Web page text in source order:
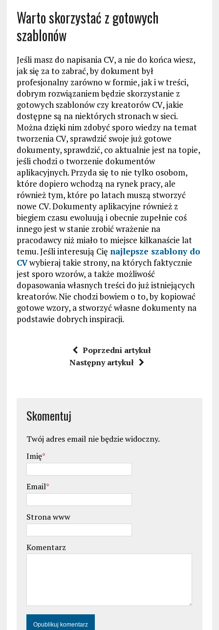
Warto skorzystać z gotowych
szablonów
Jeśli masz do napisania CV, a nie do końca wiesz,
jak się za to zabrać, by dokument był
profesjonalny zarówno w formie, jak i w treści,
dobrym rozwiązaniem będzie skorzystanie z
gotowych szablonów czy kreatorów CV, jakie
dostępne są na niektórych stronach w sieci.
Można dzięki nim zdobyć sporo wiedzy na temat
tworzenia CV, sprawdzić swoje już gotowe
dokumenty, sprawdzić, co aktualnie jest na topie,
jeśli chodzi o tworzenie dokumentów
aplikacyjnych. Przyda się to nie tylko osobom,
które dopiero wchodzą na rynek pracy, ale
również tym, które po latach muszą stworzyć
nowe CV. Dokumenty aplikacyjne również z
biegiem czasu ewoluują i obecnie zupełnie coś
innego jest w stanie zrobić wrażenie na
pracodawcy niż miało to miejsce kilkanaście lat
temu. Jeśli interesują Cię najlepsze szablony do
CVwybieraj takie strony, na których faktycznie
jest sporo wzorów, a także możliwość
dopasowania własnych treści do już istniejących
kreatorów. Nie chodzi bowiem o to, by kopiować
gotowe wzory, a stworzyć własne dokumenty na
podstawie dobrych inspiracji.
Poprzedni artykuł
Następny artykuł
Skomentuj
Twój adres email nie będzie widoczny.
Imię*
Email*
Strona www
Komentarz